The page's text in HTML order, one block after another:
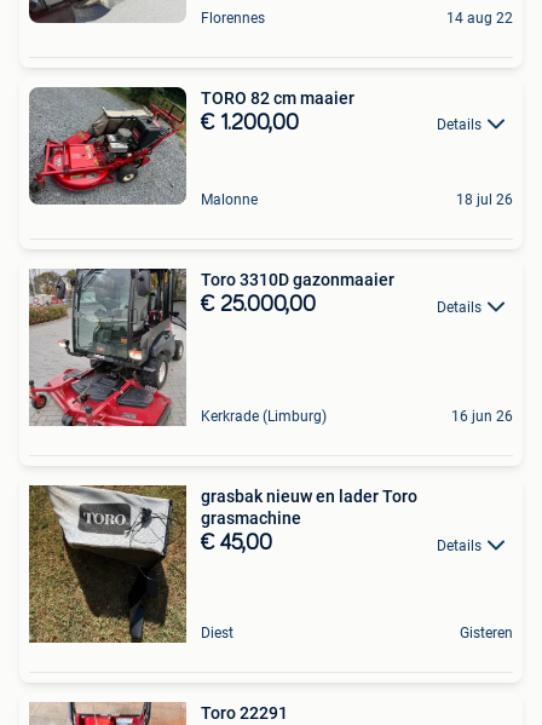
Florennes 14 aug 22
TORO 82 cm maaier
€ 1.200,00 Details
Malonne 18 jul 26
Toro 3310D gazonmaaier
€ 25.000,00 Details
Kerkrade (Limburg) 16 jun 26
grasbak nieuw en lader Toro
grasmachine
€ 45,00 Details
Diest Gisteren
Toro 22291